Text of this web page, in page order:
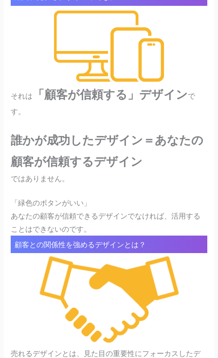
それは 「顧客が信頼する」デザインで
す。
誰かが成功したデザイン＝あなたの
顧客が信頼するデザイン
ではありません。
「緑色のボタンがいい」
あなたの顧客が信頼できるデザインでなければ、活用する
ことはできないのです。
顧客との関係性を強めるデザインとは？
売れるデザインとは、見た目の重要性にフォーカスしたデ